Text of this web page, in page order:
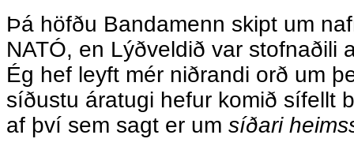
Þá höfðu Bandamenn skipt um
NATÓ, en Lýðveldið var stofnaðili
Ég hef leyft mér niðrandi orð um
síðustu áratugi hefur komið sífellt
af því sem sagt er um síðari